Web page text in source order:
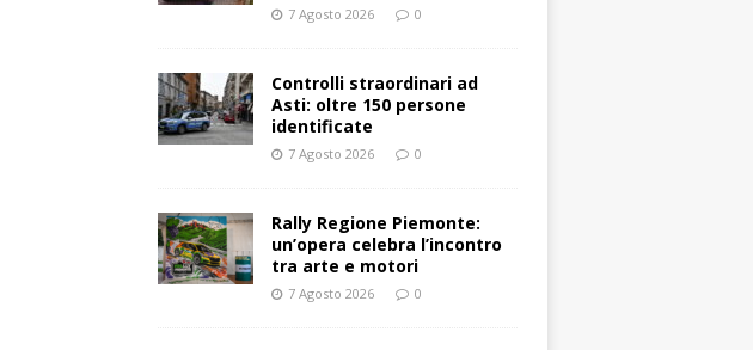
7 Agosto 2026 0
Controlli straordinari ad
Asti: oltre 150 persone
identificate
7 Agosto 2026 0
Rally Regione Piemonte:
un’opera celebra l’incontro
tra arte e motori
7 Agosto 2026 0